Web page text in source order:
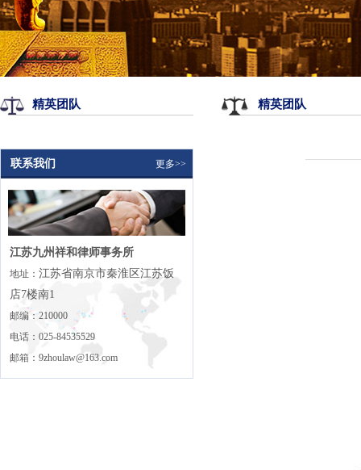
精英团队
联系我们 更多>>
江苏九州祥和律师事务所
地址： 江苏省南京市秦淮区江苏饭
店7楼南1
邮编：210000
电话：025-84535529
邮箱：9zhoulaw@163.com
精英团队